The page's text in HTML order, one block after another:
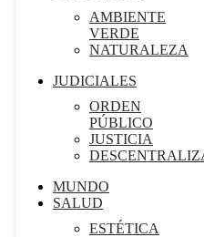
AMBIENTE
VERDE
NATURALEZA
JUDICIALES
ORDEN
PÚBLICO
JUSTICIA
MUNDO
SALUD
ESTÉTICA